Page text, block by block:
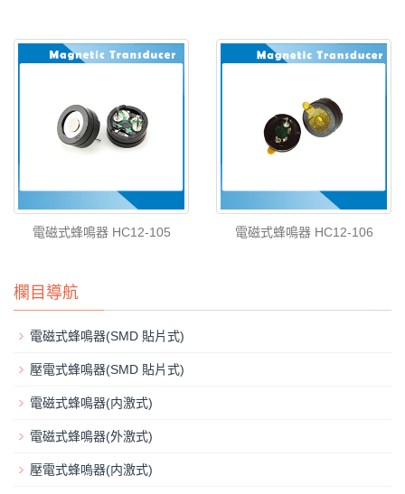
電磁式蜂鳴器 HC12-105 電磁式蜂鳴器 HC12-106
欄目導航
電磁式蜂鳴器(SMD 貼片式)
壓電式蜂鳴器(SMD 貼片式)
電磁式蜂鳴器(内激式)
電磁式蜂鳴器(外激式)
壓電式蜂嗚器(内激式)